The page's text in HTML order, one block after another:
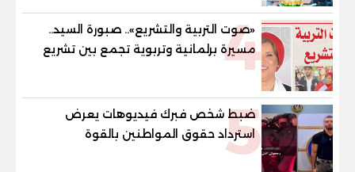
4
«صوت التربية والتشريع».. صبورة السيد..
مسيرة برلمانية وتربوية تجمع بين تشريع
القوانين وصناعة الأجيال لبناء الإنسان
5
ضبط شخص فبرك فيديوهات يعرض
استرداد حقوق المواطنين بالقوة